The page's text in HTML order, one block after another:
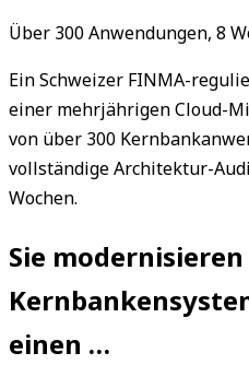
Über 300 Anwendungen, 8
Ein Schweizer FINMA-
einer mehrjährigen Cloud-
von über 300
vollständige Architektur-
Wochen.
Sie
einen …